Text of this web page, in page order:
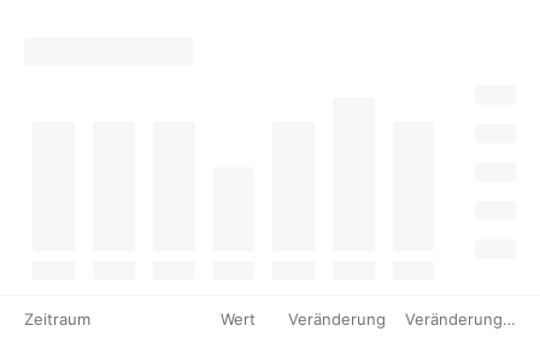
Zeitraum Wert Veränderung Veränderung %